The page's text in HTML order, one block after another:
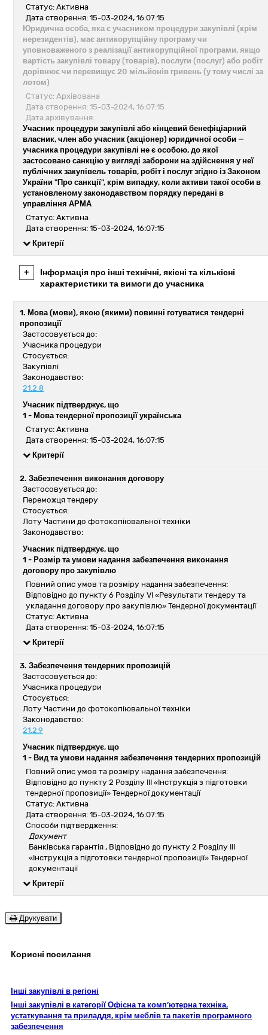
Статус: Активна
Дата створення: 15-03-2024, 16:07:15
Юридична особа, яка є учасником процедури закупівлі (крім
нерезидентів), має антикорупційну програму чи
уповноваженого з реалізації антикорупційної програми, якщо
вартість закупівлі товару (товарів), послуги (послуг) або робіт
дорівнює чи перевищує 20 мільйонів гривень (у тому числі за
лотом)
Статус: Архівована
Дата створення: 15-03-2024, 16:07:15
Дата архівування:
Учасник процедури закупівлі або кінцевий бенефіціарний
власник, член або учасник (акціонер) юридичної особи —
учасника процедури закупівлі не є особою, до якої
застосовано санкцію у вигляді заборони на здійснення у неї
публічних закупівель товарів, робіт і послуг згідно із Законом
України "Про санкції", крім випадку, коли активи такої особи в
установленому законодавством порядку передані в
управління АРМА
Статус: Активна
Дата створення: 15-03-2024, 16:07:15
Критерії
+
Інформація про інші технічні, якісні та кількісні
характеристики та вимоги до учасника
1. Мова (мови), якою (якими) повинні готуватися тендерні
пропозиції
Застосовується до:
Учасника процедури
Стосується:
Закупівлі
Законодавство:
21.2.8
Учасник підтверджує, що
1 - Мова тендерної пропозиції українська
Статус: Активна
Дата створення: 15-03-2024, 16:07:15
Критерії
2. Забезпечення виконання договору
Застосовується до:
Переможця тендеру
Стосується:
Лоту Частини до фотокопіювальної техніки
Законодавство:
Учасник підтверджує, що
1 - Розмір та умови надання забезпечення виконання
договору про закупівлю
Повний опис умов та розміру надання забезпечення:
Відповідно до пункту 6 Розділу VI «Результати тендеру та
укладання договору про закупівлю» Тендерної документації
Статус: Активна
Дата створення: 15-03-2024, 16:07:15
Критерії
3. Забезпечення тендерних пропозицій
Застосовується до:
Учасника процедури
Стосується:
Лоту Частини до фотокопіювальної техніки
Законодавство:
21.2.9
Учасник підтверджує, що
1 - Вид та умови надання забезпечення тендерних пропозицій
Повний опис умов та розміру надання забезпечення:
Відповідно до пункту 2 Розділу ІІІ «Інструкція з підготовки
тендерної пропозиції» Тендерної документації
Статус: Активна
Дата створення: 15-03-2024, 16:07:15
Способи підтвердження:
Документ
Банківська гарантія , Відповідно до пункту 2 Розділу ІІІ
«Інструкція з підготовки тендерної пропозиції» Тендерної
документації
Критерії
Друкувати
Корисні посилання
Інші закупівлі в регіоні
Інші закупівлі в категорії Офісна та комп’ютерна техніка,
устаткування та приладдя, крім меблів та пакетів програмного
забезпечення